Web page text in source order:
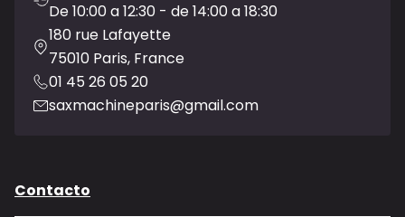
De 10:00 a 12:30 - de 14:00 a 18:30
180 rue Lafayette
75010 Paris, France
01 45 26 05 20
saxmachineparis@gmail.com
Contacto